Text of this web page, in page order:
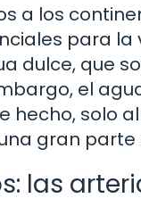
a los
para
dulce, que
el
hecho, solo
gran
las